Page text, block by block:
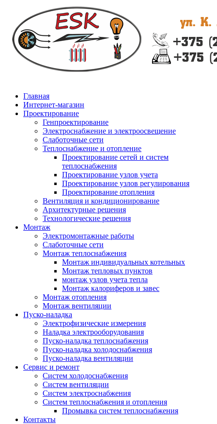
Главная
Интернет-магазин
Проектирование
Генпроектирование
Электроснабжение и электроосвещение
Слаботочные сети
Теплоснабжение и отопление
Проектирование сетей и систем
теплоснабжения
Проектирование узлов учета
Проектирование узлов регулирования
Проектирование отопления
Вентиляция и кондиционирование
Архитектурные решения
Технологические решения
Монтаж
Электромонтажные работы
Слаботочные сети
Монтаж теплоснабжения
Монтаж индивидуальных котельных
Монтаж тепловых пунктов
монтаж узлов учета тепла
Монтаж калориферов и завес
Монтаж отопления
Монтаж вентиляции
Пуско-наладка
Электрофизические измерения
Наладка электрооборудования
Пуско-наладка теплоснабжения
Пуско-наладка холодоснабжения
Пуско-наладка вентиляции
Сервис и ремонт
Систем холодоснабжения
Систем вентиляции
Систем электроснабжения
Систем теплоснабжения и отопления
Промывка систем теплоснабжения
Контакты